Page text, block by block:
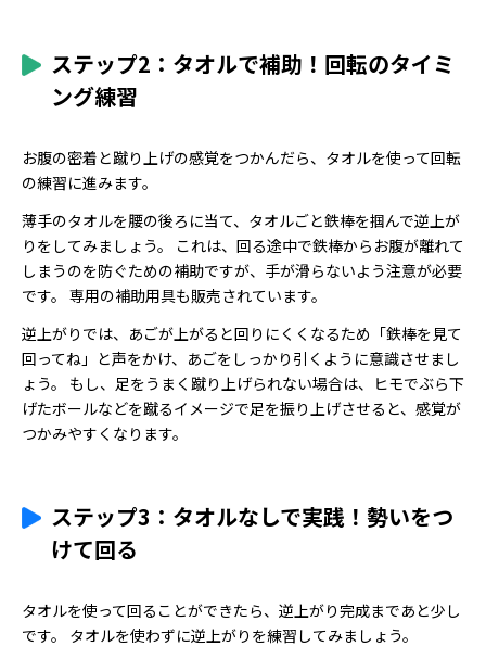
ステップ2：タオルで補助！回転のタイミ
ング練習
お腹の密着と蹴り上げの感覚をつかんだら、タオルを使って回転
の練習に進みます。
薄手のタオルを腰の後ろに当て、タオルごと鉄棒を掴んで逆上が
りをしてみましょう。 これは、回る途中で鉄棒からお腹が離れて
しまうのを防ぐための補助ですが、手が滑らないよう注意が必要
です。 専用の補助用具も販売されています。
逆上がりでは、あごが上がると回りにくくなるため「鉄棒を見て
回ってね」と声をかけ、あごをしっかり引くように意識させまし
ょう。 もし、足をうまく蹴り上げられない場合は、ヒモでぶら下
げたボールなどを蹴るイメージで足を振り上げさせると、感覚が
つかみやすくなります。
ステップ3：タオルなしで実践！勢いをつ
けて回る
タオルを使って回ることができたら、逆上がり完成まであと少し
です。 タオルを使わずに逆上がりを練習してみましょう。